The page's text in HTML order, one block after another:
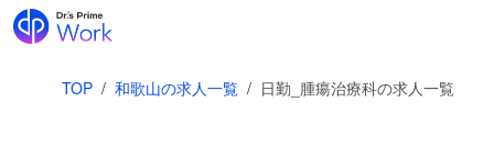
TOP / 和歌山の求人一覧 / 日勤_腫瘍治療科の求人一覧